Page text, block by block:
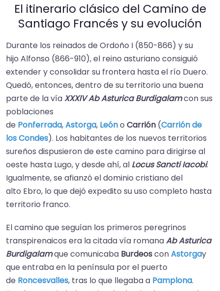
El itinerario clásico del Camino de
Santiago Francés y su evolución
Durante los reinados de Ordoño I (850-866) y su
hijo Alfonso (866-910), el reino asturiano consiguió
extender y consolidar su frontera hasta el río Duero.
Quedó, entonces, dentro de su territorio una buena
parte de la víaXXXIV Ab Asturica Burdigalamcon sus
poblaciones
de Ponferrada,Astorga, Leóno Carrión (Carrión de
los Condes).​ Los habitantes de los nuevos territorios
sureños dispusieron de este camino para dirigirse al
oeste hasta Lugo, y desde ahí, al Locus Sancti Iacobi.
Igualmente, se afianzó el dominio cristiano del
alto Ebro, lo que dejó expedito su uso completo hasta
territorio franco.
El camino que seguían los primeros peregrinos
transpirenaicos era la citada vía romanaAb Asturica
Burdigalamque comunicaba BurdeosconAstorgay
que entraba en la península por el puerto
de Roncesvalles, tras lo que llegaba a Pamplona.​